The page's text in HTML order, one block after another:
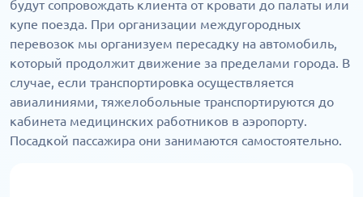
будут сопровождать клиента от кровати до палаты или
купе поезда. При организации междугородных
перевозок мы организуем пересадку на автомобиль,
который продолжит движение за пределами города. В
случае, если транспортировка осуществляется
авиалиниями, тяжелобольные транспортируются до
кабинета медицинских работников в аэропорту.
Посадкой пассажира они занимаются самостоятельно.